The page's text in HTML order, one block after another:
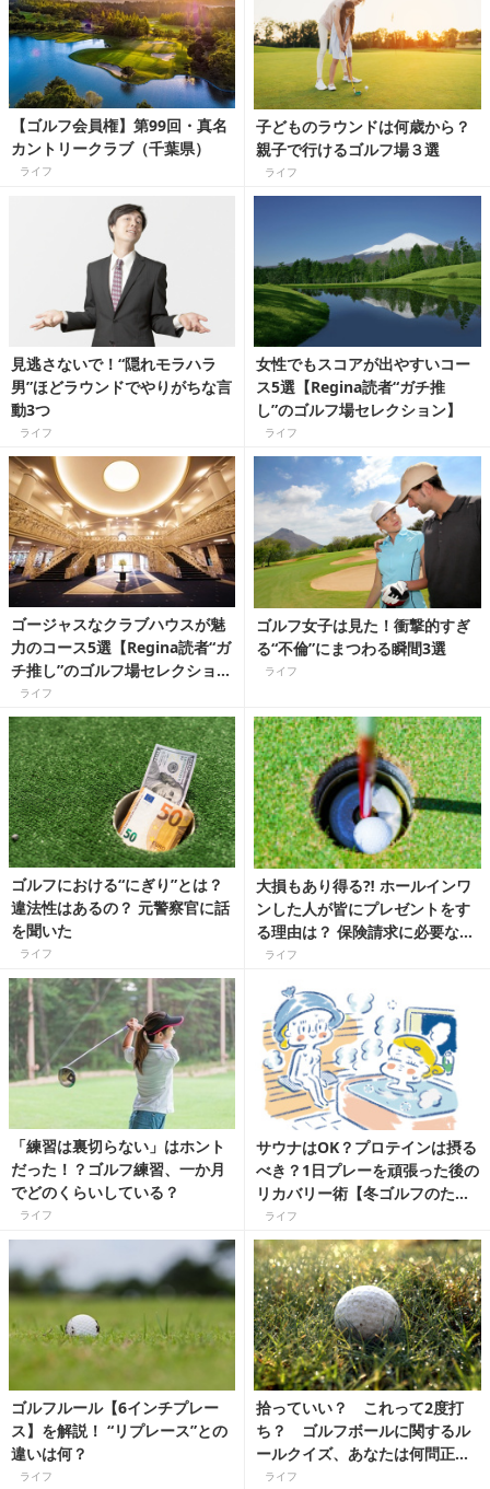
【ゴルフ会員権】第99回・真名
カントリークラブ（千葉県）
ライフ
子どものラウンドは何歳から？
親子で行けるゴルフ場３選
ライフ
見逃さないで！“隠れモラハラ
男”ほどラウンドでやりがちな言
動3つ
ライフ
女性でもスコアが出やすいコー
ス5選【Regina読者“ガチ推
し”のゴルフ場セレクション】
ライフ
ゴージャスなクラブハウスが魅
力のコース5選【Regina読者“ガ
チ推し”のゴルフ場セレクショ
ン】
ライフ
ゴルフ女子は見た！衝撃的すぎ
る“不倫”にまつわる瞬間3選
ライフ
ゴルフにおける“にぎり”とは？
違法性はあるの？ 元警察官に話
を聞いた
ライフ
大損もあり得る⁈ ホールインワ
ンした人が皆にプレゼントをす
る理由は？ 保険請求に必要なも
のもまとめて解説！
ライフ
「練習は裏切らない」はホント
だった！？ゴルフ練習、一か月
でどのくらいしている？
ライフ
サウナはOK？プロテインは摂る
べき？1日プレーを頑張った後の
リカバリー術【冬ゴルフのため
の栄養ケア＆ボディメンテ術】
ライフ
ゴルフルール【6インチプレー
ス】を解説！ “リプレース”との
違いは何？
ライフ
拾っていい？ これって2度打
ち？ ゴルフボールに関するル
ールクイズ、あなたは何問正解
できる？
ライフ